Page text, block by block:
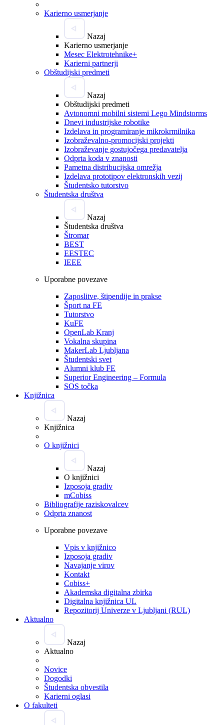
Karierno usmerjanje
Nazaj
Karierno usmerjanje
Mesec Elektrotehnike+
Karierni partnerji
Obštudijski predmeti
Nazaj
Obštudijski predmeti
Avtonomni mobilni sistemi Lego Mindstorms
Dnevi industrijske robotike
Izdelava in programiranje mikrokrmilnika
Izobraževalno-promocijski projekti
Izobraževanje gostujočega predavatelja
Odprta koda v znanosti
Pametna distribucijska omrežja
Izdelava prototipov elektronskih vezij
Študentsko tutorstvo
Študentska društva
Nazaj
Študentska društva
Štromar
BEST
EESTEC
IEEE
Uporabne povezave
Zaposlitve, štipendije in prakse
Šport na FE
Tutorstvo
KuFE
OpenLab Kranj
Vokalna skupina
MakerLab Ljubljana
Študentski svet
Alumni klub FE
Superior Engineering – Formula
SOS točka
Knjižnica
Nazaj
Knjižnica
O knjižnici
Nazaj
O knjižnici
Izposoja gradiv
mCobiss
Bibliografije raziskovalcev
Odprta znanost
Uporabne povezave
Vpis v knjižnico
Izposoja gradiv
Navajanje virov
Kontakt
Cobiss+
Akademska digitalna zbirka
Digitalna knjižnica UL
Repozitorij Univerze v Ljubljani (RUL)
Aktualno
Nazaj
Aktualno
Novice
Dogodki
Študentska obvestila
Karierni oglasi
O fakulteti